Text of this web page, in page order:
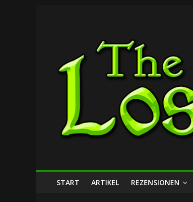
Lost
Dungeon
START ARTIKEL REZENSIONEN